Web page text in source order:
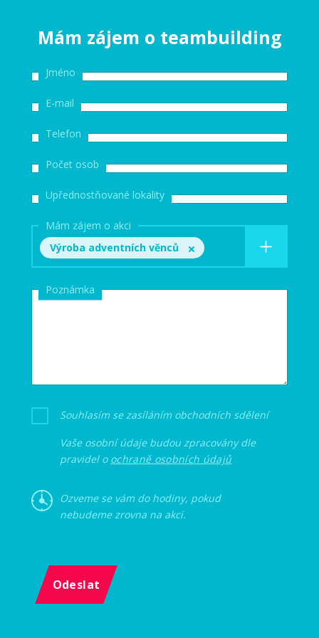
Mám zájem o teambuilding
Jméno
E-mail
Telefon
Počet osob
Upřednostňované lokality
Mám zájem o akci
Výroba adventních věnců
Poznámka
Souhlasím se zasíláním obchodních sdělení
Vaše osobní údaje budou zpracovány dle
pravidel o ochraně osobních údajů
Ozveme se vám do hodiny, pokud
nebudeme zrovna na akci.
Odeslat